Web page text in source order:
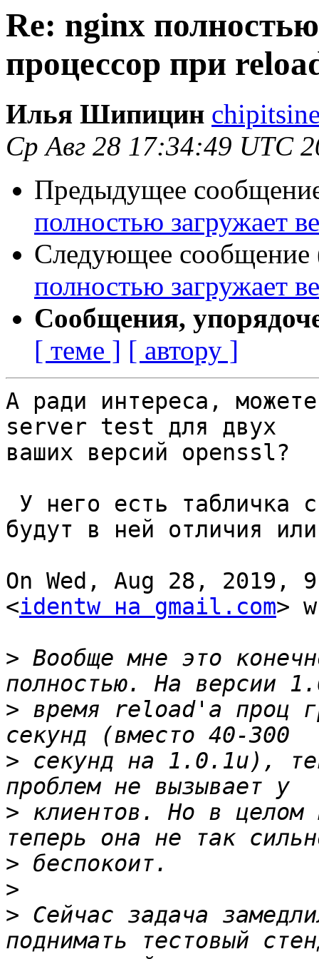
Re: nginx
процессор при
Илья Шипицин
Ср Авг 28 17:34:49 UTC
Предыдущее
полностью загружает
Следующее сообщение
полностью загружает
Сообщения,
[ теме ] [ автору ]
А ради интереса,
server test для двух
ваших версий openssl?
будут в ней отличия
On Wed, Aug 28, 2019,
<identw на gmail.com>
> Вообще мне это
> время reload'а проц
> секунд на 1.0.1u),
> клиентов. Но в целом
>
>
> Сейчас задача